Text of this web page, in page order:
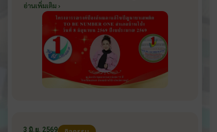
ติด TO BE NUMBER ONE อำเภอ
บ้านโป่ง ปีงบประมาณ 2569 ให้กับ
นักเรียนแกนนำ ในวันที่ 8 มิถุนายน
2569
อ่านเพิ่มเติม ›
3 มิ.ย. 2569